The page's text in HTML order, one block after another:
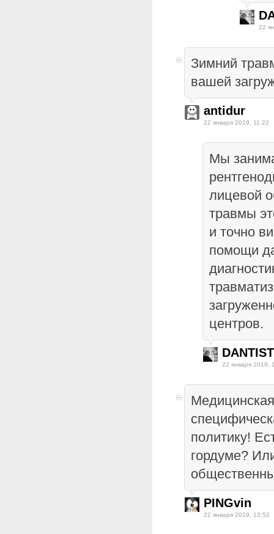
22
Зимний
вашей
antidur
22 января 2019, 11:22
Мы
лицевой
травмы
и точно
помощи
центров.
DANTIST
22 января 2019,
политику!
гордуме?
PINGvin
22 января 2019, 13:52